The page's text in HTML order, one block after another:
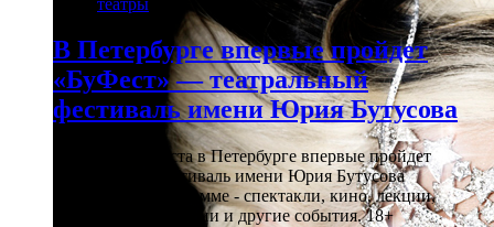
В Петербурге впервые пройдет
«БуФест» — театральный
фестиваль имени Юрия Бутусова
С 10 по 15 августа в Петербурге впервые пройдет
театральный фестиваль имени Юрия Бутусова
«БуФест».В программе - спектакли, кино, лекции,
дискуссии, экскурсии и другие события. 18+